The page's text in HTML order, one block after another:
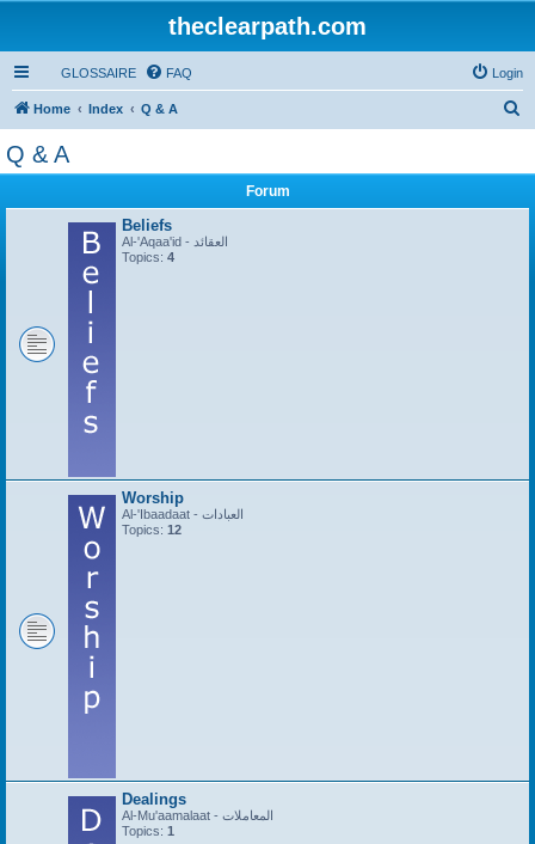
theclearpath.com
GLOSSAIRE FAQ Login
Home Index Q & A
Q & A
Forum
Beliefs
Al-'Aqaa'id - العقائد
Topics: 4
Worship
Al-'Ibaadaat - العبادات
Topics: 12
Dealings
Al-Mu'aamalaat - المعاملات
Topics: 1